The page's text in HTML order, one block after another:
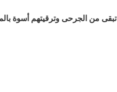
من الجرحى وترقيتهم أسوة